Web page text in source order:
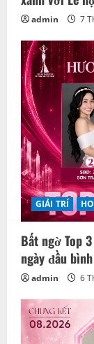
admin 7
GIẢI TRÍ
Bất ngờ Top
ngày đầu
admin 6